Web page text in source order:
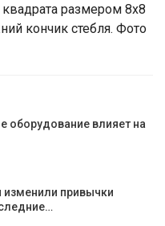
размером 8х8
кончик стебля. Фото
оборудование влияет на
привычки